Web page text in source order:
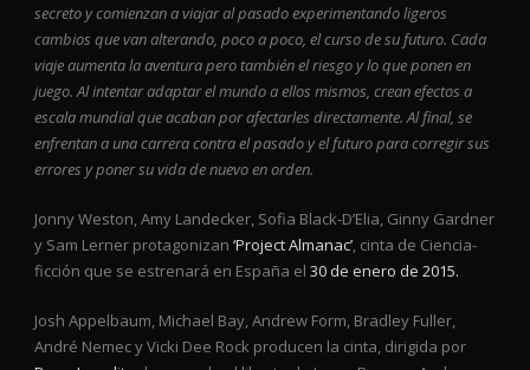
secreto y comienzan a viajar al pasado experimentando ligeros
cambios que van alterando, poco a poco, el curso de su futuro. Cada
viaje aumenta la aventura pero también el riesgo y lo que ponen en
juego. Al intentar adaptar el mundo a ellos mismos, crean efectos a
escala mundial que acaban por afectarles directamente. Al final, se
enfrentan a una carrera contra el pasado y el futuro para corregir sus
errores y poner su vida de nuevo en orden.
Jonny Weston, Amy Landecker, Sofia Black-D’Elia, Ginny Gardner
y Sam Lerner protagonizan ‘Project Almanac’, cinta de Ciencia-
ficción que se estrenará en España el 30 de enero de 2015.
Josh Appelbaum, Michael Bay, Andrew Form, Bradley Fuller,
André Nemec y Vicki Dee Rock producen la cinta, dirigida por